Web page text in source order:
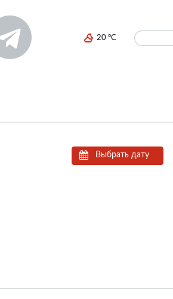
20 °C
Выбрать дату